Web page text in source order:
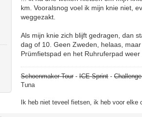
km. Vooralsnog voel ik mijn knie niet,
weggezakt.
Als mijn knie zich blijft gedragen, dan
dag of 10. Geen Zweden, helaas,
Prümfietspad en het Ruhruferpad
Schoenmaker Tour-ICE Sprint-
Tuna
Ik heb niet teveel fietsen, ik heb voor